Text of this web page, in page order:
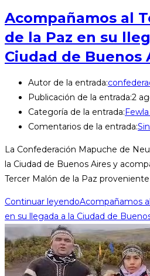
Acompañamos al
de la Paz en su
Ciudad de Buenos
Autor de la entrada:
Publicación de la entrada:2
Categoría de la entrada:
Comentarios de la entrada:
La Confederación Mapuche de
la Ciudad de Buenos Aires y
Tercer Malón de la Paz
Continuar leyendoAcompañamos
en su llegada a la Ciudad de